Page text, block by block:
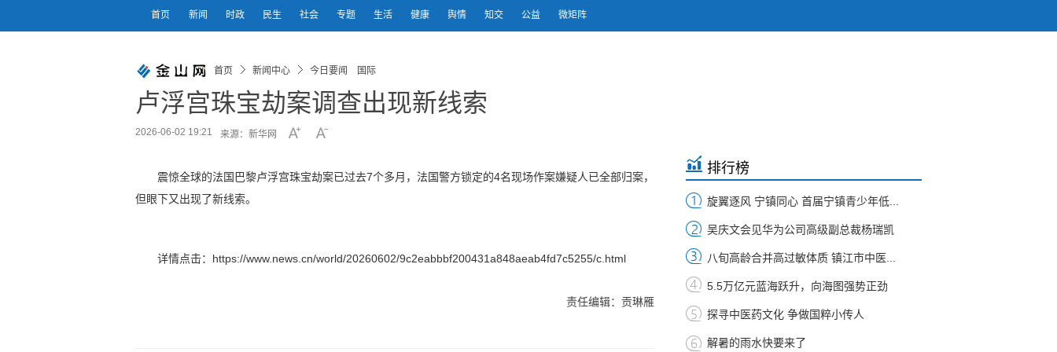
首页 新闻 时政 民生 社会 专题 生活 健康 舆情 知交 公益 微矩阵
首页 新闻中心 今日要闻 国际
卢浮宫珠宝劫案调查出现新线索
2026-06-02 19:21 来源：新华网
震惊全球的法国巴黎卢浮宫珠宝劫案已过去7个多月，法国警方锁定的4名现场作案嫌疑人已全部归案，
但眼下又出现了新线索。
详情点击：https://www.news.cn/world/20260602/9c2eabbbf200431a848aeab4fd7c5255/c.html
责任编辑：贡琳雁
排行榜
旋翼逐风 宁镇同心 首届宁镇青少年低...
吴庆文会见华为公司高级副总裁杨瑞凯
八旬高龄合并高过敏体质 镇江市中医...
5.5万亿元蓝海跃升，向海图强势正劲
探寻中医药文化 争做国粹小传人
解暑的雨水快要来了